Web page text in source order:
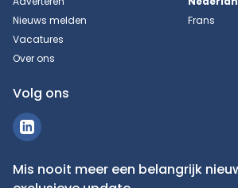
Nieuws melden
Vacatures
Over ons
Frans
Volg ons
Mis nooit meer een belangrijk